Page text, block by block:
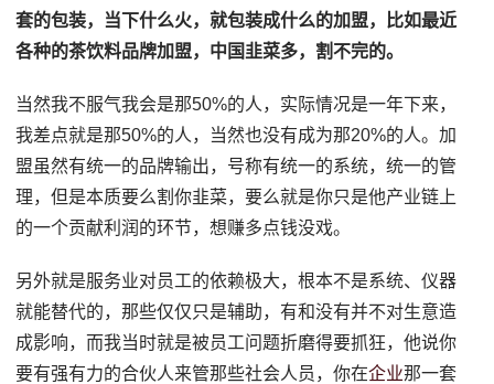
套的包装，当下什么火，就包装成什么的加盟，比如最近
各种的茶饮料品牌加盟，中国韭菜多，割不完的。
当然我不服气我会是那50%的人，实际情况是一年下来，
我差点就是那50%的人，当然也没有成为那20%的人。加
盟虽然有统一的品牌输出，号称有统一的系统，统一的管
理，但是本质要么割你韭菜，要么就是你只是他产业链上
的一个贡献利润的环节，想赚多点钱没戏。
另外就是服务业对员工的依赖极大，根本不是系统、仪器
就能替代的，那些仅仅只是辅助，有和没有并不对生意造
成影响，而我当时就是被员工问题折磨得要抓狂，他说你
要有强有力的合伙人来管那些社会人员，你在企业那一套